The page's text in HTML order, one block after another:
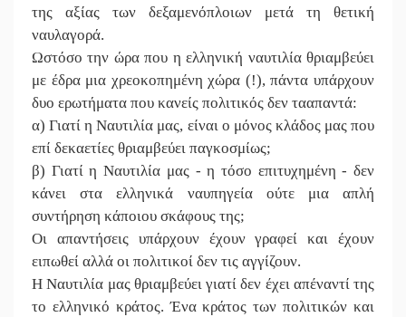
||
||
||
|| Τα
Τζάμπολ
|| Νέο
||
της αξίας των δεξαμενόπλοιων μετά τη θετική
ναυλαγορά.
Ωστόσο την ώρα που η ελληνική ναυτιλία θριαμβεύει
με έδρα μια χρεοκοπημένη χώρα (!), πάντα υπάρχουν
δυο ερωτήματα που κανείς πολιτικός δεν τααπαντά:
α) Γιατί η Ναυτιλία μας, είναι ο μόνος κλάδος μας που
επί δεκαετίες θριαμβεύει παγκοσμίως;
β) Γιατί η Ναυτιλία μας - η τόσο επιτυχημένη - δεν
κάνει στα ελληνικά ναυπηγεία ούτε μια απλή
συντήρηση κάποιου σκάφους της;
Οι απαντήσεις υπάρχουν έχουν γραφεί και έχουν
ειπωθεί αλλά οι πολιτικοί δεν τις αγγίζουν.
Η Ναυτιλία μας θριαμβεύει γιατί δεν έχει απέναντί της
το ελληνικό κράτος. Ένα κράτος των πολιτικών και